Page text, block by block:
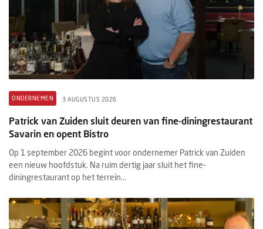
ONDERNEMEN 3 AUGUSTUS 2026
Patrick van Zuiden sluit deuren van fine-diningrestaurant
Savarin en opent Bistro
Op 1 september 2026 begint voor ondernemer Patrick van Zuiden
een nieuw hoofdstuk. Na ruim dertig jaar sluit het fine-
diningrestaurant op het terrein...